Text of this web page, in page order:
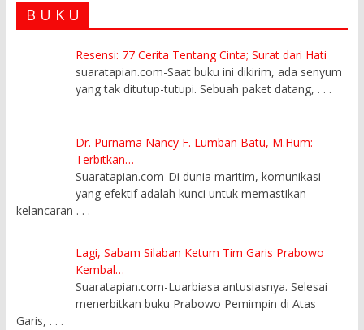
B U K U
Resensi: 77 Cerita Tentang Cinta; Surat dari Hati
suaratapian.com-Saat buku ini dikirim, ada senyum
yang tak ditutup-tutupi. Sebuah paket datang, . . .
Dr. Purnama Nancy F. Lumban Batu, M.Hum:
Terbitkan…
Suaratapian.com-Di dunia maritim, komunikasi
yang efektif adalah kunci untuk memastikan
kelancaran . . .
Lagi, Sabam Silaban Ketum Tim Garis Prabowo
Kembal…
Suaratapian.com-Luarbiasa antusiasnya. Selesai
menerbitkan buku Prabowo Pemimpin di Atas
Garis, . . .